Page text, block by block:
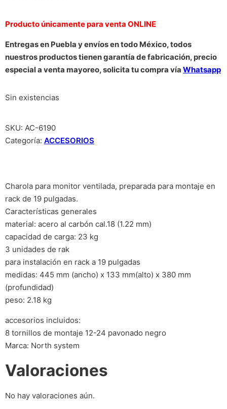
Producto únicamente para venta ONLINE
Entregas en Puebla y envíos en todo México, todos
nuestros productos tienen garantía de fabricación, precio
especial a venta mayoreo, solicita tu compra vía Whatsapp
Sin existencias
SKU: AC-6190
Categoría: ACCESORIOS
Charola para monitor ventilada, preparada para montaje en
rack de 19 pulgadas.
Características generales
material: acero al carbón cal.18 (1.22 mm)
capacidad de carga: 23 kg
3 unidades de rak
para instalación en rack a 19 pulgadas
medidas: 445 mm (ancho) x 133 mm(alto) x 380 mm
(profundidad)
peso: 2.18 kg
accesorios incluidos:
8 tornillos de montaje 12-24 pavonado negro
Marca: North system
Valoraciones
No hay valoraciones aún.